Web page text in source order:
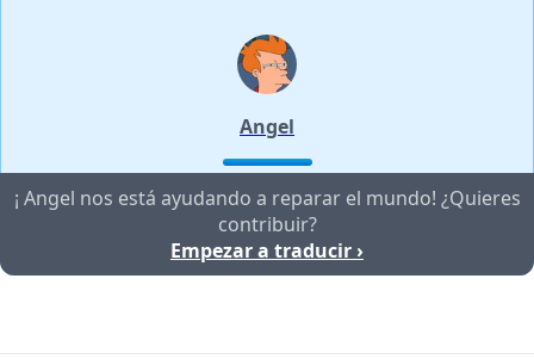
Angel
¡ Angel nos está ayudando a reparar el mundo! ¿Quieres
contribuir?
Empezar a traducir ›